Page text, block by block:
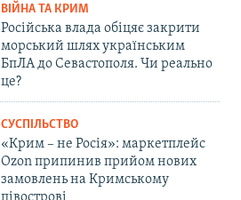
ВІЙНА ТА КРИМ
Російська влада обіцяє закрити
морський шлях українським
БпЛА до Севастополя. Чи реально
це?
СУСПІЛЬСТВО
«Крим – не Росія»: маркетплейс
Ozon припинив прийом нових
замовлень на Кримському